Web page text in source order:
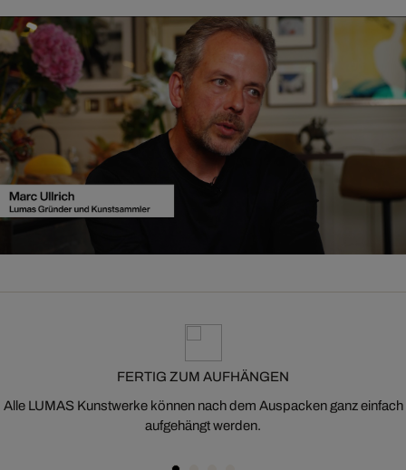
FERTIG ZUM AUFHÄNGEN
Alle LUMAS Kunstwerke können nach dem Auspacken ganz einfach
aufgehängt werden.